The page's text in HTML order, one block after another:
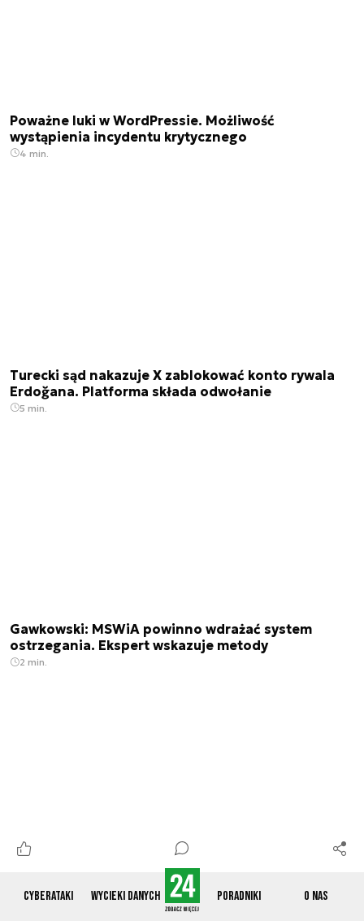
Cyberataki Wycieki danych Poradniki O nas
Poważne luki w WordPressie. Możliwość
wystąpienia incydentu krytycznego
4 min.
Turecki sąd nakazuje X zablokować konto rywala
Erdoğana. Platforma składa odwołanie
5 min.
Gawkowski: MSWiA powinno wdrażać system
ostrzegania. Ekspert wskazuje metody
2 min.
Cyber24 DAYS w nowej formule! Bądź z nami 7-8
października